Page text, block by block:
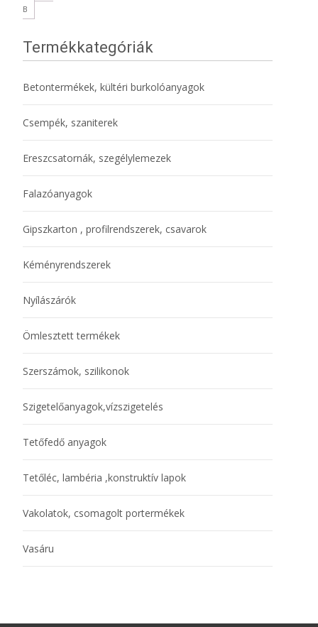
B
Termékkategóriák
Betontermékek, kültéri burkolóanyagok
Csempék, szaniterek
Ereszcsatornák, szegélylemezek
Falazóanyagok
Gipszkarton , profilrendszerek, csavarok
Kéményrendszerek
Nyílászárók
Ömlesztett termékek
Szerszámok, szilikonok
Szigetelőanyagok,vízszigetelés
Tetőfedő anyagok
Tetőléc, lambéria ,konstruktív lapok
Vakolatok, csomagolt portermékek
Vasáru